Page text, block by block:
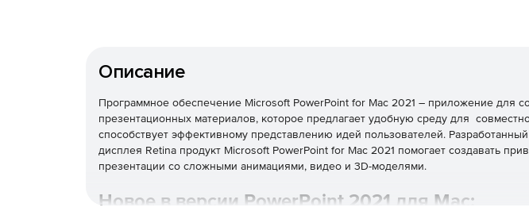
Описание
Программное обеспечение Microsoft PowerPoint for Mac 2021 – приложение для
презентационных материалов, которое предлагает удобную среду для
способствует эффективному представлению идей пользователей.
дисплея Retina продукт Microsoft PowerPoint for Mac 2021 помогает создавать
презентации со сложными анимациями, видео и 3D-моделями.
Новое в версии PowerPoint 2021 для Mac: